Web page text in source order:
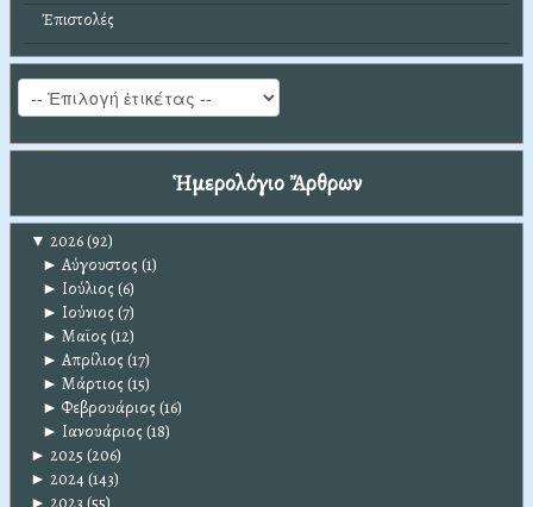
Ἐπιστολές
Ἡμερολόγιο Ἄρθρων
▼ 2026(92)
► Αύγουστος (1)
► Ιούλιος (6)
► Ιούνιος (7)
► Μαϊος (12)
► Απρίλιος (17)
► Μάρτιος (15)
► Φεβρουάριος (16)
► Ιανουάριος (18)
► 2025 (206)
► 2024(143)